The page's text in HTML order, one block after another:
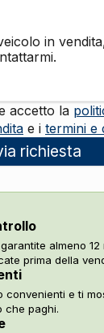
accetto la
e i termini e
richiesta
almeno 12
prima della
convenienti e ti
che paghi.